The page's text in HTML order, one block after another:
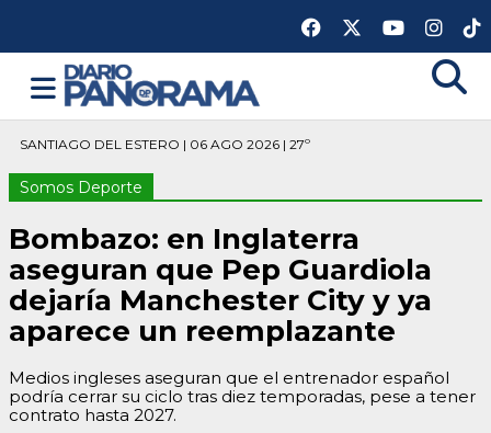
SANTIAGO DEL ESTERO | 06 AGO 2026 | 27º
Somos Deporte
Bombazo: en Inglaterra
aseguran que Pep Guardiola
dejaría Manchester City y ya
aparece un reemplazante
Medios ingleses aseguran que el entrenador español
podría cerrar su ciclo tras diez temporadas, pese a tener
contrato hasta 2027.